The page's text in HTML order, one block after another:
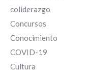
coliderazgo
Concursos
Conocimiento
COVID-19
Cultura